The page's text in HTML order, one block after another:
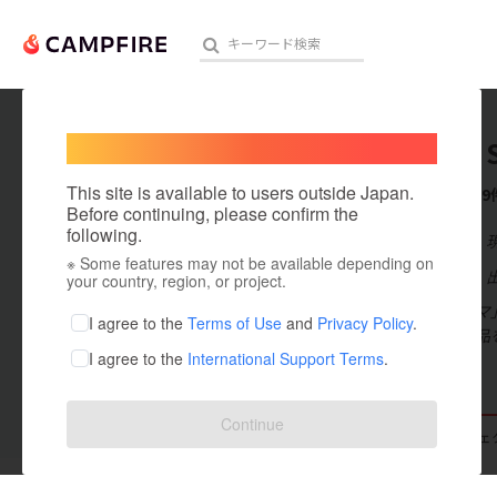
人気のプロジェクト 注目の
アート・写真
テクノロジー・ガジェット
映像・映画
ビジネス・起業
まちづくり・地域活性化
This site is available to users outside Japan.
Before continuing, please confirm the
following.
※ Some features may not be available depending on
your country, region, or project.
I agree to the Terms of Use and Privacy Policy.
I agree to the International Support Terms.
Continue
COMMA
これまでに9
出身国：日本
小さな「コン
珍しい海外製
プロジェクト プロジ